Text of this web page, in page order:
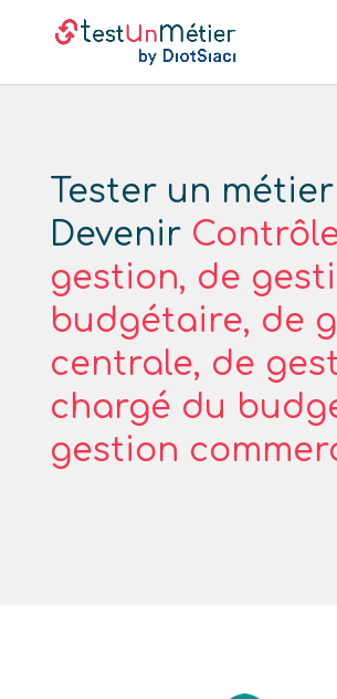
Tester un
Devenir
gestion, de
budgétaire, de
centrale, de
chargé du
gestion